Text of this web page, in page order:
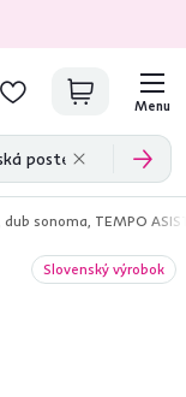
recenzií
Menu
sonoma, TEMPO
Slovenský výrobok